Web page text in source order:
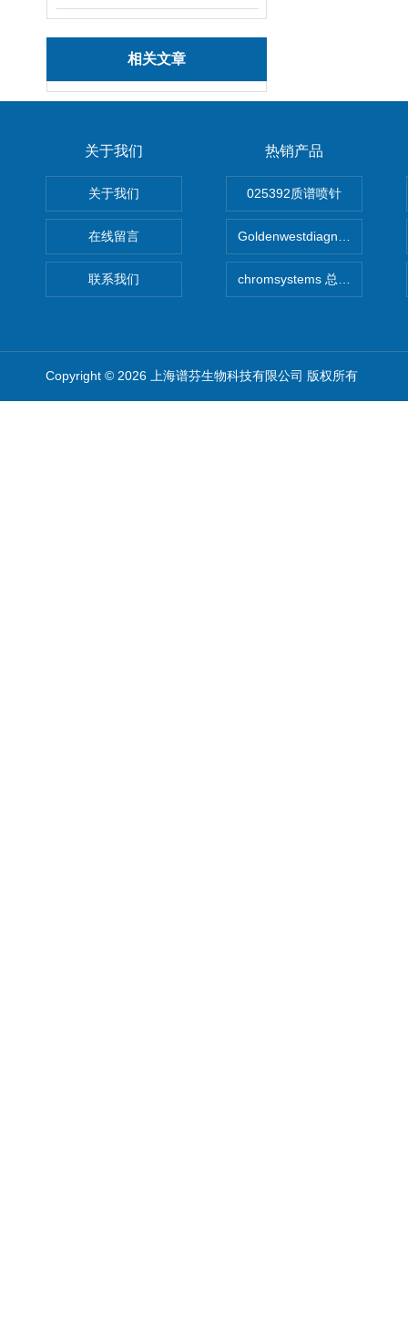
相关文章
关于我们
关于我们
在线留言
联系我们
热销产品
025392质谱喷针
Goldenwestdiagnostics总代
chromsystems 总代理
Copyright © 2026 上海谱芬生物科技有限公司 版权所有